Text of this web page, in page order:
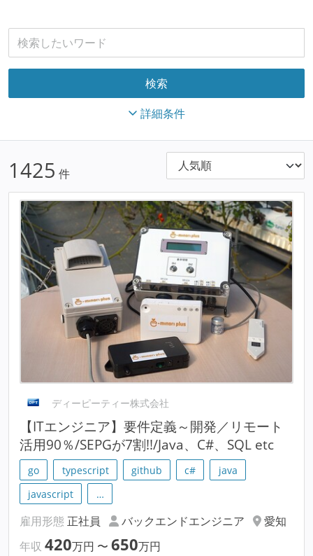
詳細条件
1425 件
ディーピーティー株式会社
【ITエンジニア】要件定義～開発／リモート
活用90％/SEPGが7割!!/Java、C#、SQL etc
go typescript github c#
java
javascript
…
雇用形態 正社員 バックエンドエンジニア
愛知
年収 420万円 〜 650万円